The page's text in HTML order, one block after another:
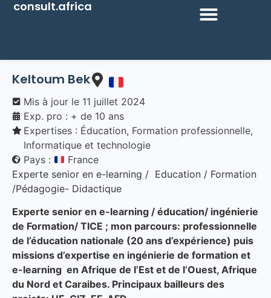
consult.africa
Keltoum Bek
Mis à jour le 11 juillet 2024
Exp. pro : + de 10 ans
Expertises : Éducation, Formation professionnelle,
Informatique et technologie
Pays :
France
Experte senior en e-learning / Education / Formation
/Pédagogie- Didactique
Experte senior en e-learning / éducation/ ingénierie
de Formation/ TICE ; mon parcours: professionnelle
de l’éducation nationale (20 ans d’expérience) puis
missions d’expertise en ingénierie de formation et
e-learning en Afrique de l’Est et de l’Ouest, Afrique
du Nord et Caraibes. Principaux bailleurs des